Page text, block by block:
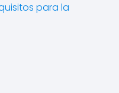
para la